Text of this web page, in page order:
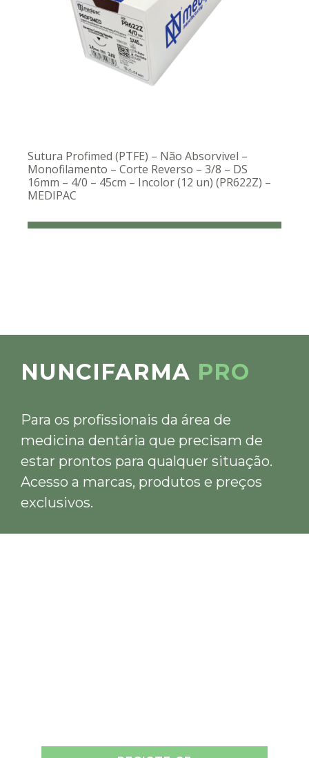
Sutura Profimed (PTFE) – Não Absorvivel –
Monofilamento – Corte Reverso – 3/8 – DS
16mm – 4/0 – 45cm – Incolor (12 un) (PR622Z) –
MEDIPAC
NUNCIFARMA PRO
Para os profissionais da área de
medicina dentária que precisam de
estar prontos para qualquer situação.
Acesso a marcas, produtos e preços
exclusivos.